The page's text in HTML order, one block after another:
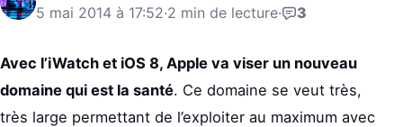
5 mai 2014 à 17:52·2 min de lecture· 3
Avec l’iWatch et iOS 8, Apple va viser un nouveau
domaine qui est la santé. Ce domaine se veut très,
très large permettant de l’exploiter au maximum avec